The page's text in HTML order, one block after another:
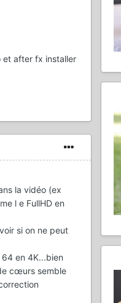
et after fx installer
la vidéo (ex
l e FullHD en
si on ne peut
en 4K...bien
cœurs semble